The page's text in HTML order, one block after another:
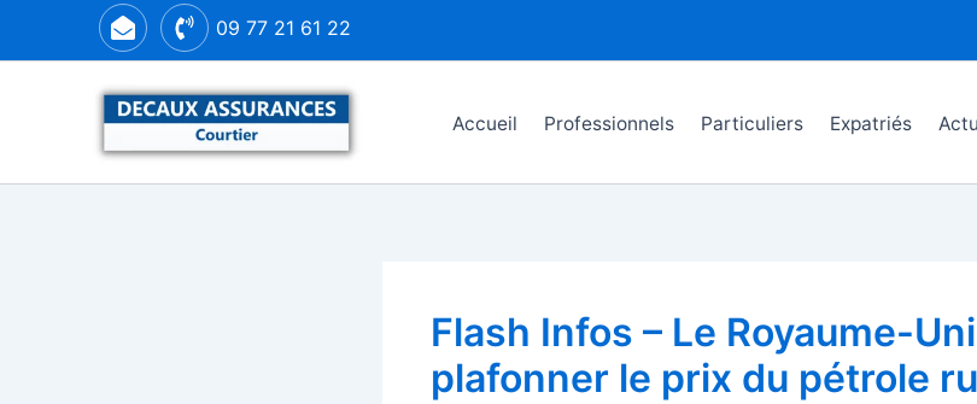
09 77 21 61 22
Accueil Professionnels Particuliers Expatriés
Flash Infos – Le Royaume-
plafonner le prix du pétrole